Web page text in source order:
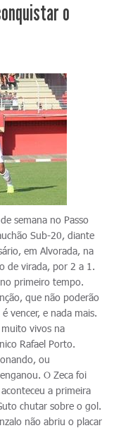
o
semana no Passo
Sub-20, diante
em Alvorada, na
de virada, por 2 a 1.
primeiro tempo.
que não poderão
vencer, e nada mais.
vivos na
Rafael Porto.
ou
O Zeca foi
a primeira
chutar sobre o gol.
não abriu o placar